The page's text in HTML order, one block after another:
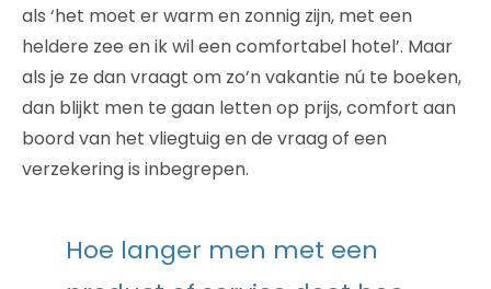
als ‘het moet er warm en zonnig zijn, met een
heldere zee en ik wil een comfortabel hotel’. Maar
als je ze dan vraagt om zo’n vakantie nú te boeken,
dan blijkt men te gaan letten op prijs, comfort aan
boord van het vliegtuig en de vraag of een
verzekering is inbegrepen.
Hoe langer men met een